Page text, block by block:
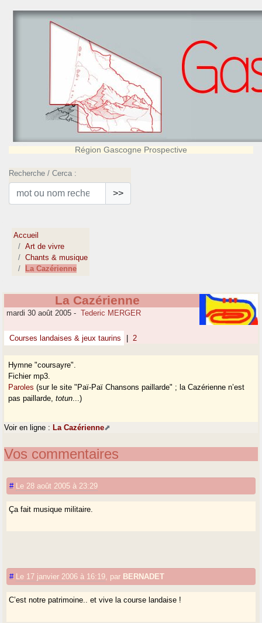
Région Gascogne Prospective
Recherche / Cerca :
>>
Accueil
Art de vivre
Chants & musique
La Cazérienne
La Cazérienne
mardi 30 août 2005 - Tederic MERGER
Courses landaises & jeux taurins 2
Hymne "coursayre".
Fichier mp3.
Paroles (sur le site "Paï-Paï Chansons paillarde" ; la Cazérienne n’est
pas paillarde,totun...)
Voir en ligne : La Cazérienne
Vos commentaires
# Le 28 août 2005 à 23:29
Ça fait musique militaire.
# Le 17 janvier 2006 à 16:19 par BERNADET
C’est notre patrimoine.. et vive la course landaise !